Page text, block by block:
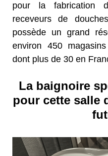
pour la fabrication
receveurs de
possède un grand
environ 450
dont plus de 30 en
La baignoire
pour cette salle